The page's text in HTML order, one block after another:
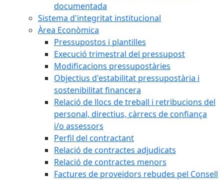
documentada
Sistema d'integritat institucional
Àrea Econòmica
Pressupostos i plantilles
Execució trimestral del pressupost
Modificacions pressupostàries
Objectius d'estabilitat pressupostària i
sostenibilitat financera
Relació de llocs de treball i retribucions del
personal, directius, càrrecs de confiança
i/o assessors
Perfil del contractant
Relació de contractes adjudicats
Relació de contractes menors
Factures de proveïdors rebudes pel Consell